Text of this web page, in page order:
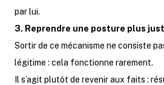
par lui.
3. Reprendre une posture plus
Sortir de ce mécanisme ne consiste
légitime : cela fonctionne rarement.
Il s’agit plutôt de revenir aux faits :